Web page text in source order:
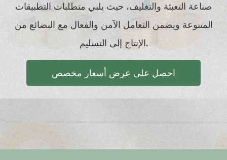
صناعة التعبئة والتغليف، حيث يلبي متطلبات التطبيقات
المتنوعة ويضمن التعامل الآمن والفعال مع البضائع من
الإنتاج إلى التسليم.
احصل على عرض أسعار مخصص